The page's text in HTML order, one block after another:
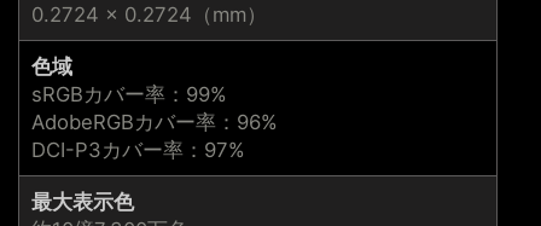
0.2724 × 0.2724（mm）
色域
sRGBカバー率：99%
AdobeRGBカバー率：96%
DCI-P3カバー率：97%
最大表示色